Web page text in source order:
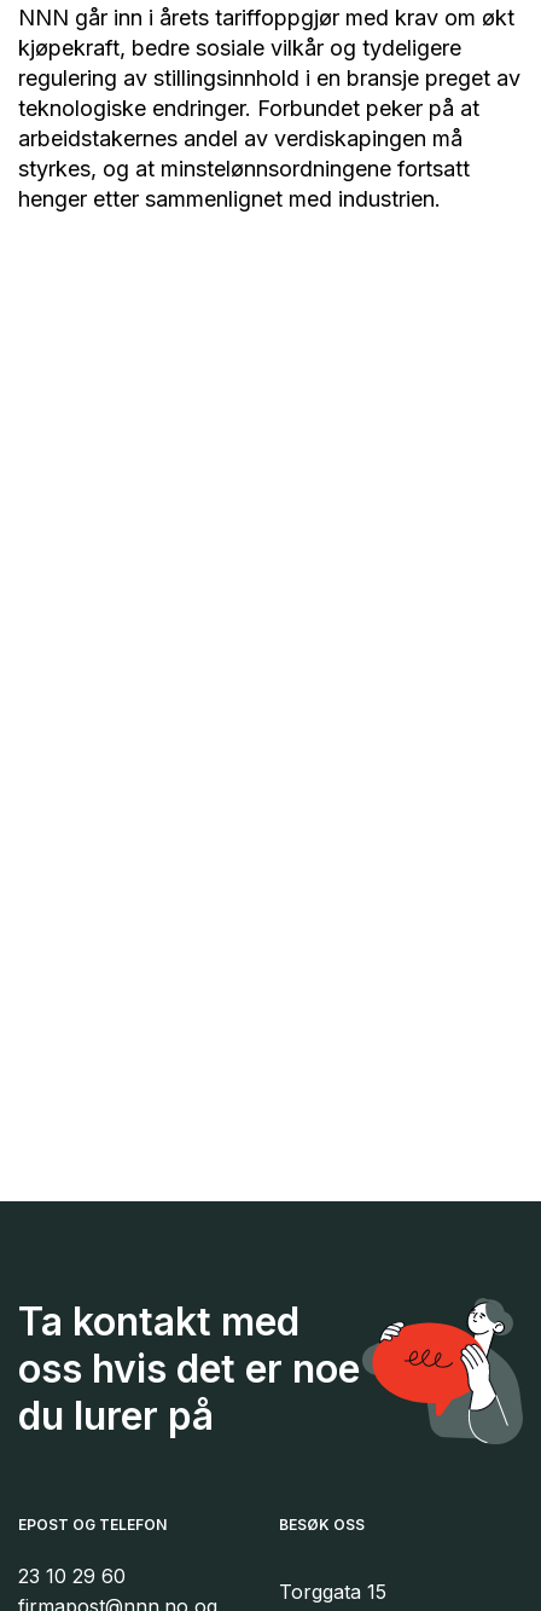
NNN går inn i årets tariffoppgjør med krav om økt
kjøpekraft, bedre sosiale vilkår og tydeligere
regulering av stillingsinnhold i en bransje preget av
teknologiske endringer. Forbundet peker på at
arbeidstakernes andel av verdiskapingen må
styrkes, og at minstelønnsordningene fortsatt
henger etter sammenlignet med industrien.
Ta kontakt med
oss hvis det er noe
du lurer på
EPOST OG TELEFON
23 10 29 60
BESØK OSS
Torggata 15